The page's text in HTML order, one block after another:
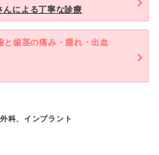
んによる丁寧な診療
と歯茎の痛み・腫れ・出血
科、インプラント